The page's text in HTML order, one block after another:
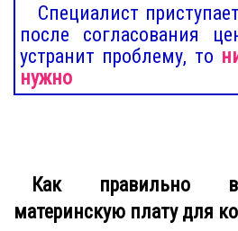
Специалист
после согласования
устранит проблему, то
нужно
Как правильно
материнскую плату для